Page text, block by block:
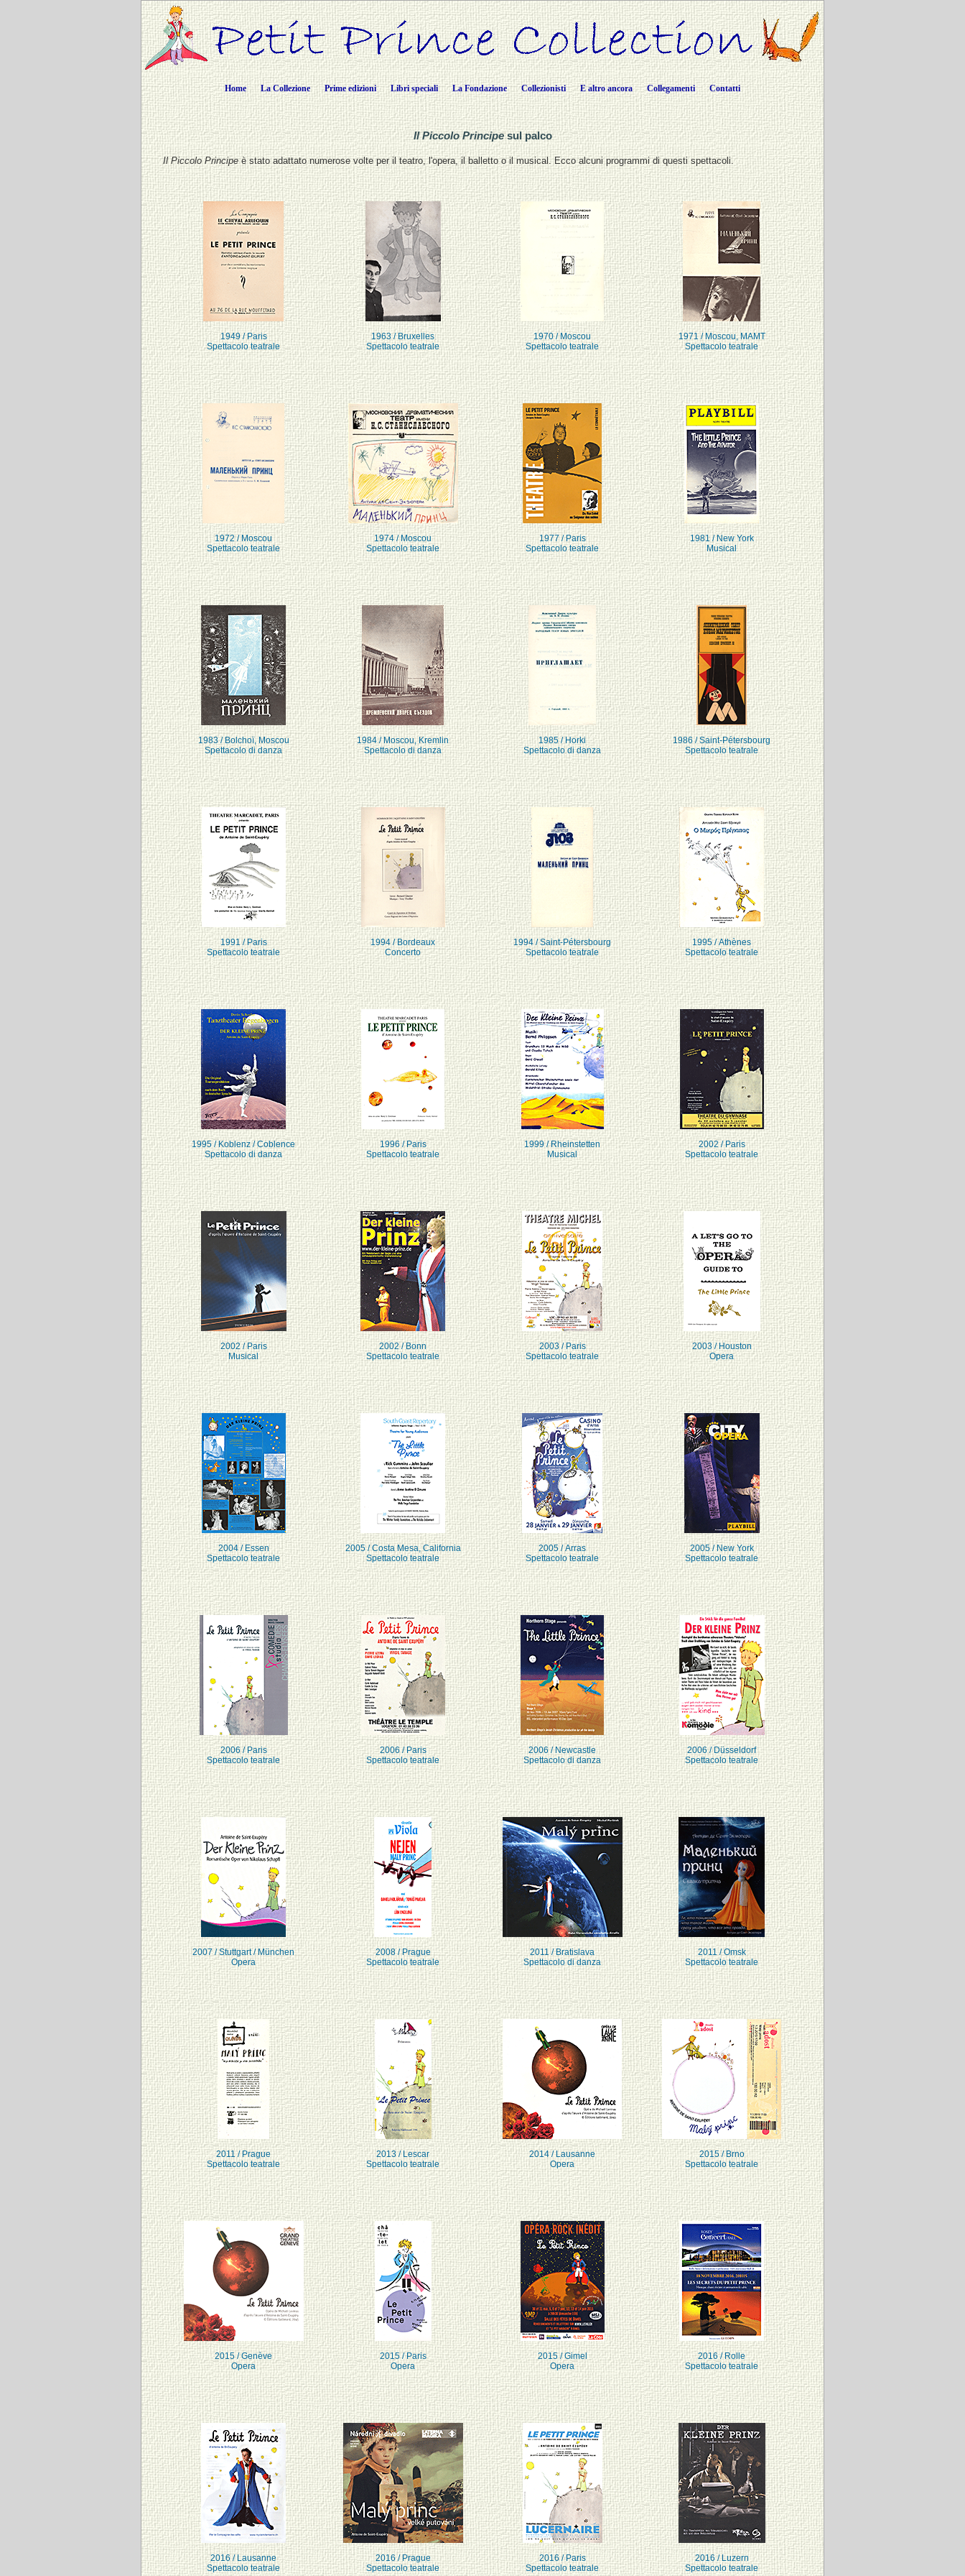
Home La Collezione Prime edizioni Libri speciali La Fondazione Collezionisti E altro ancora Collegamenti Contatti
Il Piccolo Principesul palco
Il Piccolo Principeè stato adattato numerose volte per il teatro, l'opera, il balletto o il musical. Ecco alcuni programmi di questi spettacoli.
1949 / Paris
Spettacolo teatrale
1963 / Bruxelles
Spettacolo teatrale
1970 / Moscou
Spettacolo teatrale
1971 / Moscou, MAMT
Spettacolo teatrale
1972 / Moscou
Spettacolo teatrale
1974 / Moscou
Spettacolo teatrale
1977 / Paris
Spettacolo teatrale
1981 / New York
Musical
1983 / Bolchoï, Moscou
Spettacolo di danza
1984 / Moscou, Kremlin
Spettacolo di danza
1985 / Horki
Spettacolo di danza
1986 / Saint-Pétersbourg
Spettacolo teatrale
1991 / Paris
Spettacolo teatrale
1994 / Bordeaux
Concerto
1994 / Saint-Pétersbourg
Spettacolo teatrale
1995 / Athènes
Spettacolo teatrale
1995 / Koblenz / Coblence
Spettacolo di danza
1996 / Paris
Spettacolo teatrale
1999 / Rheinstetten
Musical
2002 / Paris
Spettacolo teatrale
2002 / Paris
Musical
2002 / Bonn
Spettacolo teatrale
2003 / Paris
Spettacolo teatrale
2003 / Houston
Opera
2004 / Essen
Spettacolo teatrale
2005 / Costa Mesa, California
Spettacolo teatrale
2005 / Arras
Spettacolo teatrale
2005 / New York
Spettacolo teatrale
2006 / Paris
Spettacolo teatrale
2006 / Paris
Spettacolo teatrale
2006 / Newcastle
Spettacolo di danza
2006 / Düsseldorf
Spettacolo teatrale
2007 / Stuttgart / München
Opera
2008 / Prague
Spettacolo teatrale
2011 / Bratislava
Spettacolo di danza
2011 / Omsk
Spettacolo teatrale
2011 / Prague
Spettacolo teatrale
2013 / Lescar
Spettacolo teatrale
2014 / Lausanne
Opera
2015 / Brno
Spettacolo teatrale
2015 / Genève
Opera
2015 / Paris
Opera
2015 / Gimel
Opera
2016 / Rolle
Spettacolo teatrale
2016 / Lausanne
Spettacolo teatrale
2016 / Prague
Spettacolo teatrale
2016 / Paris
Spettacolo teatrale
2016 / Luzern
Spettacolo teatrale